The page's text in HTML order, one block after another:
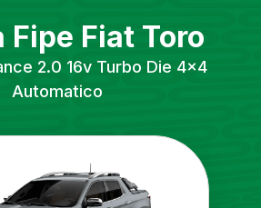
Fipe Fiat Toro
2.0 16v Turbo Die 4x4
Automatico